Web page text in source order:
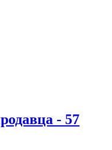
- 57